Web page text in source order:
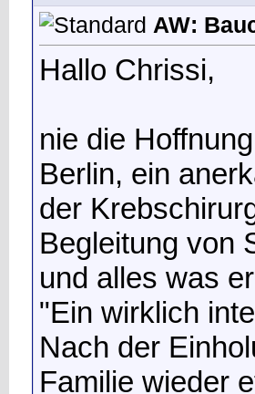
AW:
Hallo Chrissi,
nie die
Berlin, ein
der
Begleitung von
und alles was
"Ein wirklich
Nach der
Familie wieder